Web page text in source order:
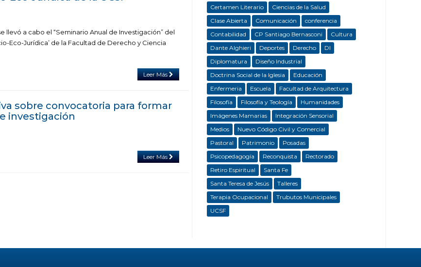
llevó a cabo el “Seminario Anual de Investigación” del
Eco-Jurídica’ de la Facultad de Derecho y Ciencia
Leer Más
sobre convocatoria para formar
investigación
Leer Más
Certamen Literario
Ciencias de la Salud
Clase Abierta
Comunicación
conferencia
Contabilidad
CP Santiago Bernasconi
Cultura
Dante Alghieri
Deportes Derecho
DI
Diplomatura
Diseño Industrial
Doctrina Social de la Iglesia
Educación
Enfermeria
Escuela
Facultad de Arquitectura
Filosofía
Filosofía y Teología
Humanidades
Imágenes Mamarias
Integración Sensorial
Medios
Nuevo Código Civil y Comercial
Pastoral
Patrimonio
Posadas
Psicopedagogía
Reconquista
Rectorado
Retiro Espiritual
Santa Fe
Santa Teresa de Jesús
Talleres
Terapia Ocupacional
Trubutos Municipales
UCSF